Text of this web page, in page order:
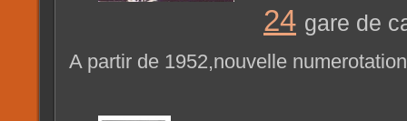
24 gare de
A partir de 1952,nouvelle numerotation